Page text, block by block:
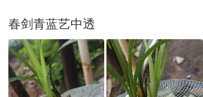
春剑青蓝艺中透